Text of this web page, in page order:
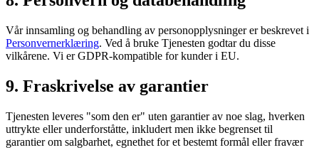
Vår innsamling og behandling av personopplysninger er beskrevet i
Personvernerklæring. Ved å bruke Tjenesten godtar du disse
vilkårene. Vi er GDPR-kompatible for kunder i EU.
9. Fraskrivelse av garantier
Tjenesten leveres "som den er" uten garantier av noe slag, hverken
uttrykte eller underforståtte, inkludert men ikke begrenset til
garantier om salgbarhet, egnethet for et bestemt formål eller fravær